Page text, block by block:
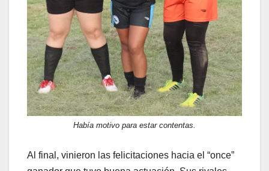
Había motivo para estar contentas.
Al final, vinieron las felicitaciones hacia el “once”